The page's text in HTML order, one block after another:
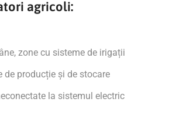
agricoli:
zone cu sisteme de irigații
de producție și de stocare
la sistemul electric